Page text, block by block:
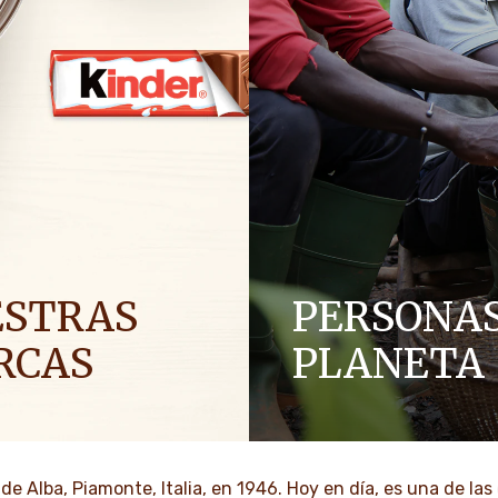
PLANETA
Como compañía familiar, los
como respeto, integridad e
generaciones
Alba, Piamonte, Italia, en 1946. Hoy en día, es una de